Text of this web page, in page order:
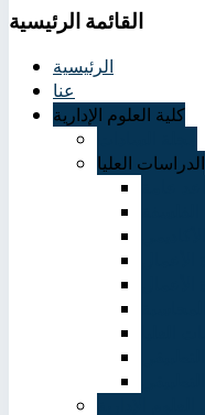
القائمة الرئيسية
الرئيسية
عنا
كلية العلوم الإدارية
الدراسات العليا